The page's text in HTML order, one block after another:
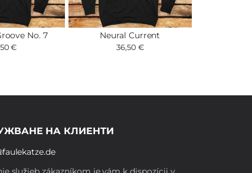
No. 7
€
Neural Current
36,50 €
НА КЛИЕНТИ